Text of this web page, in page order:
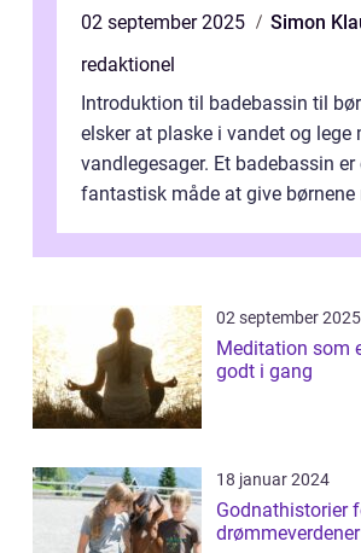
02 september 2025
Simon
redaktionel
Introduktion til badebassin til
elsker at plaske i vandet og lege
vandlegesager. Et badebassin er
fantastisk måde at give børnene
me...
02 september 2025
Meditation som
godt i gang
18 januar 2024
Godnathistorier
drømmeverdener